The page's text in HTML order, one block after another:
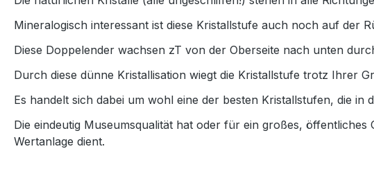
Mineralogisch interessant ist diese Kristallstufe auch noch auf der
Diese Doppelender wachsen zT von der Oberseite nach unten
Durch diese dünne Kristallisation wiegt die Kristallstufe trotz Ihrer
Es handelt sich dabei um wohl eine der besten Kristallstufen, die
Die eindeutig Museumsqualität hat oder für ein großes,
Wertanlage dient.